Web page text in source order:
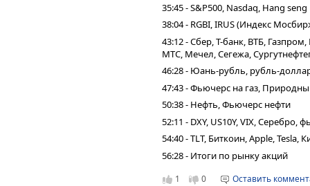
35:45 - S&P500, Nasdaq, Hang seng
38:04 - RGBI, IRUS (Индекс
43:12 - Сбер, Т-банк, ВТБ,
МТС, Мечел, Сегежа,
46:28 - Юань-рубль, рубль-
47:43 - Фьючерс на газ,
50:38 - Нефть, Фьючерс нефти
52:11 - DXY, US10Y, VIX,
54:40 - TLT, Биткоин, Apple, Tesla,
56:28 - Итоги по рынку акций
1 0
Оставить